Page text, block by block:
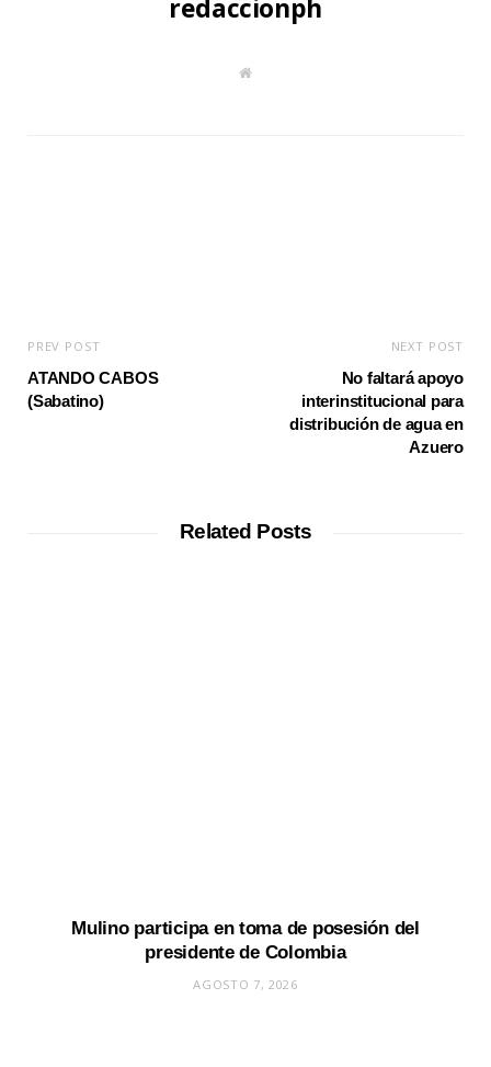
redaccionph
W
PREV POST
ATANDO CABOS
(Sabatino)
NEXT POST
No faltará apoyo
interinstitucional para
distribución de agua en
Azuero
Related Posts
Mulino participa en toma de posesión del
presidente de Colombia
AGOSTO 7, 2026